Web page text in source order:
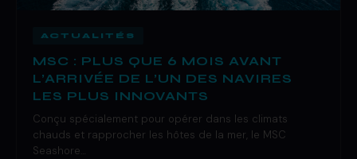
ACTUALITÉS
MSC : PLUS QUE 6 MOIS AVANT
L’ARRIVÉE DE L’UN DES NAVIRES
LES PLUS INNOVANTS
Conçu spécialement pour opérer dans les climats
chauds et rapprocher les hôtes de la mer, le MSC
Seashore…